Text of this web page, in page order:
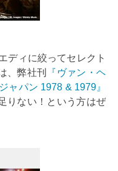
ディに絞ってセレクト
、弊社刊
『ヴァン・ヘ
ャパン 1978 & 1979』
りない！という方はぜ